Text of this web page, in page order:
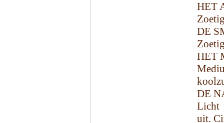
HET
DE
HET
DE
Licht
uit.